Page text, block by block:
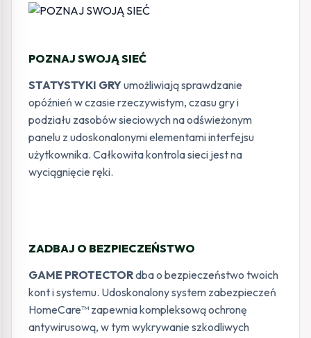
POZNAJ SWOJĄ SIEĆ
STATYSTYKI GRYumożliwiają sprawdzanie
opóźnień w czasie rzeczywistym, czasu gry i
podziału zasobów sieciowych na odświeżonym
panelu z udoskonalonymi elementami interfejsu
użytkownika. Całkowita kontrola sieci jest na
wyciągnięcie ręki.
ZADBAJ O BEZPIECZEŃSTWO
GAME PROTECTORdba o bezpieczeństwo twoich
kont i systemu. Udoskonalony system zabezpieczeń
HomeCare™ zapewnia kompleksową ochronę
antywirusową, w tym wykrywanie szkodliwych